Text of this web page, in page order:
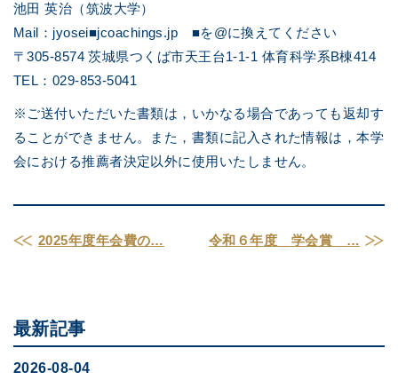
池田 英治（筑波大学）
Mail：jyosei■jcoachings.jp ■を@に換えてください
〒305-8574 茨城県つくば市天王台1-1-1 体育科学系B棟414
TEL：029-853-5041
※ご送付いただいた書類は，いかなる場合であっても返却す
ることができません。また，書類に記入された情報は，本学
会における推薦者決定以外に使用いたしません。
2025年度年会費の… 令和６年度 学会賞 …
最新記事
2026-08-04